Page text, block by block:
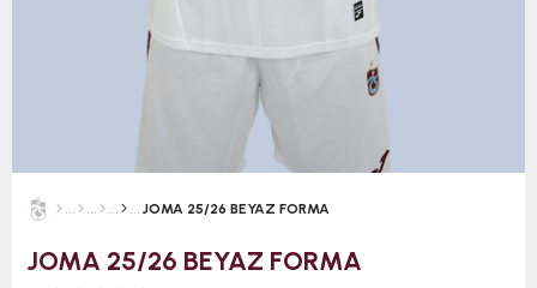
JOMA 25/26 BEYAZ FORMA
JOMA 25/26 BEYAZ FORMA